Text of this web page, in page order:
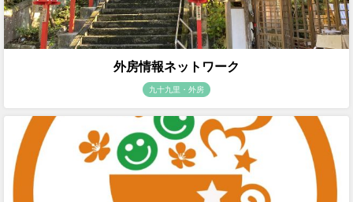
外房情報ネットワーク
九十九里・外房